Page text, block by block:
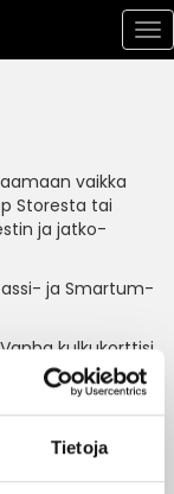
Tietoja
vaikka
Storesta tai
ja jatko-
ja Smartum-
kulkukorttisi